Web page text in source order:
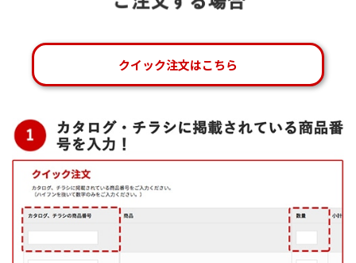
クイック注文はこちら